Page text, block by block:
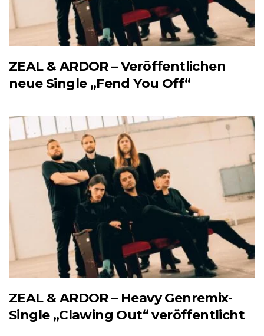
ZEAL & ARDOR – Veröffentlichen
neue Single „Fend You Off“
ZEAL & ARDOR – Heavy Genremix-
Single „Clawing Out“ veröffentlicht